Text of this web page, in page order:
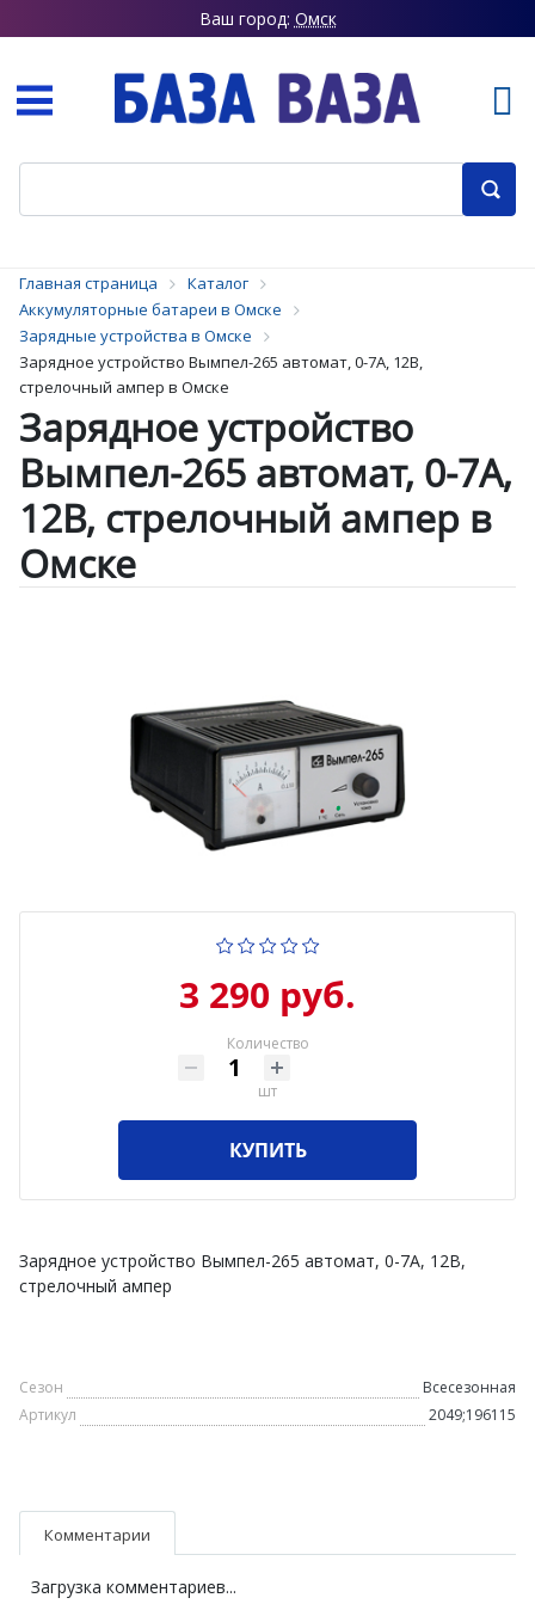
Ваш город: Омск
Главная страница
Каталог
Аккумуляторные батареи в Омске
Зарядные устройства в Омске
Зарядное устройство Вымпел-265 автомат, 0-7А, 12В,
стрелочный ампер в Омске
Зарядное устройство
Вымпел-265 автомат, 0-7А,
12В, стрелочный ампер в
Омске
3 290 руб.
Количество
шт
КУПИТЬ
Зарядное устройство Вымпел-265 автомат, 0-7А, 12В,
стрелочный ампер
Сезон
Всесезонная
Артикул
2049;196115
Комментарии
Загрузка комментариев...